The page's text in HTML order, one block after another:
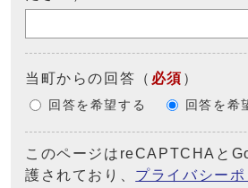
当町からの回答 （ 必須 ）
回答を希望する 回答を希
このページはreCAPTCHAと
護されており、 プライバシーポ